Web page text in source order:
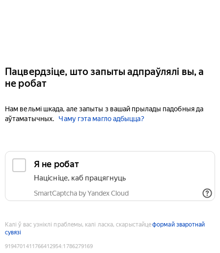
Пацвердзіце, што запыты адпраўлялі вы, а
не робат
Нам вельмі шкада, але запыты з вашай прылады падобныя да
аўтаматычных.
Чаму гэта магло адбыцца?
Я не робат
Націсніце, каб працягнуць
SmartCaptcha by Yandex Cloud
Калі ў вас узніклі праблемы, калі ласка, скарыстайцеформай зваротнай
сувязі
9194701411766412954:1786279169